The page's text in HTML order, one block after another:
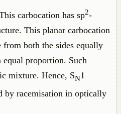
carbocation has sp2-
This planar carbocation
both the sides equally
equal proportion. Such
mixture. Hence, SN1
by racemisation in optically